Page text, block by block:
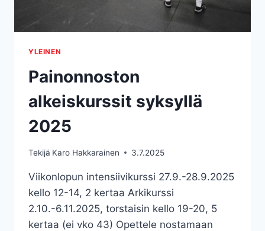
YLEINEN
Painonnoston
alkeiskurssit syksyllä
2025
Tekijä Karo Hakkarainen 3.7.2025
Viikonlopun intensiivikurssi 27.9.-28.9.2025
kello 12-14, 2 kertaa Arkikurssi
2.10.-6.11.2025, torstaisin kello 19-20, 5
kertaa (ei vko 43) Opettele nostamaan